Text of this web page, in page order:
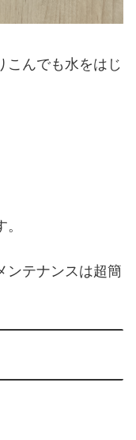
こんでも水をはじ
ンテナンスは超簡